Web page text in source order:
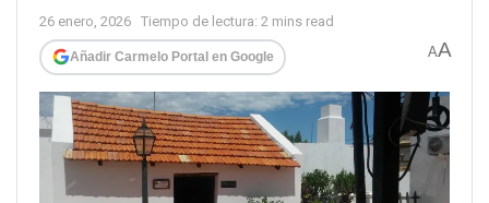
26 enero, 2026 Tiempo de lectura: 2 mins read
Añadir Carmelo Portal en Google AA